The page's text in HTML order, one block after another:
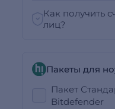
Как получить
лиц?
Пакеты для
Пакет
Bitdefender